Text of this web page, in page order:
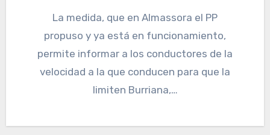
La medida, que en Almassora el PP
propuso y ya está en funcionamiento,
permite informar a los conductores de la
velocidad a la que conducen para que la
limiten Burriana,…